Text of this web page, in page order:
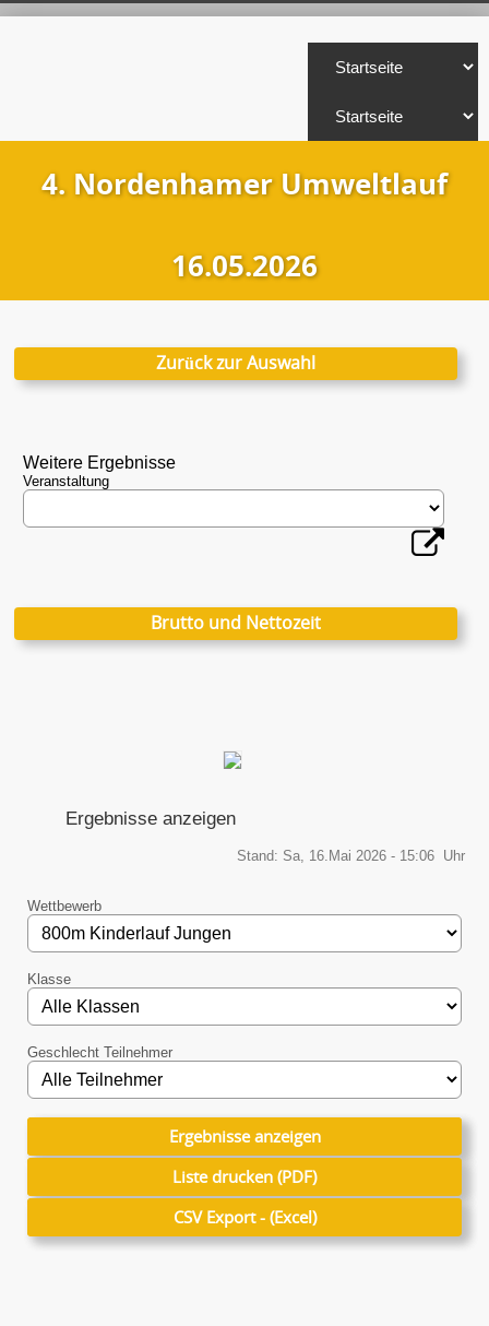
4. Nordenhamer Umweltlauf
16.05.2026
Zurück zur Auswahl
Weitere Ergebnisse
Veranstaltung
Brutto und Nettozeit
Ergebnisse anzeigen
Stand: Sa, 16.Mai 2026 - 15:06 Uhr
Wettbewerb
Klasse
Geschlecht Teilnehmer
Ergebnisse anzeigen
Ergebnisse anzeigen
Liste drucken (PDF)
Liste drucken (PDF)
CSV Export - (Excel)
CSV Export - (Excel)